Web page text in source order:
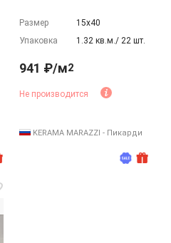
Размер
15х40
Упаковка
1.32 кв.м./ 22 шт.
941 ₽/м2
Не производится
KERAMA MARAZZI - Пикарди